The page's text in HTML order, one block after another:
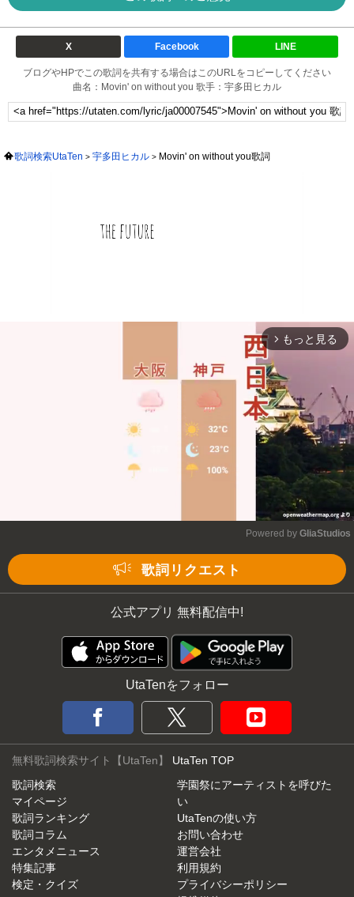
X Facebook LINE
ブログやHPでこの歌詞を共有する場合はこのURLをコピーしてください
曲名：Movin' on without you 歌手：宇多田ヒカル
歌詞検索UtaTen 宇多田ヒカル Movin' on without you歌詞
arrow_forward_ios もっと見る
Powered by GliaStudios
歌詞リクエスト
公式アプリ 無料配信中!
UtaTenをフォロー
無料歌詞検索サイト【UtaTen】 UtaTen TOP
歌詞検索
マイページ
歌詞ランキング
歌詞コラム
エンタメニュース
特集記事
検定・クイズ
学園祭にアーティストを呼びた
い
UtaTenの使い方
お問い合わせ
運営会社
利用規約
プライバシーポリシー